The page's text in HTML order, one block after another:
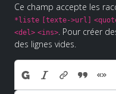
Ce champ accepte les
*liste [texte->url]
<del> <ins>. Pour créer
des lignes vides.